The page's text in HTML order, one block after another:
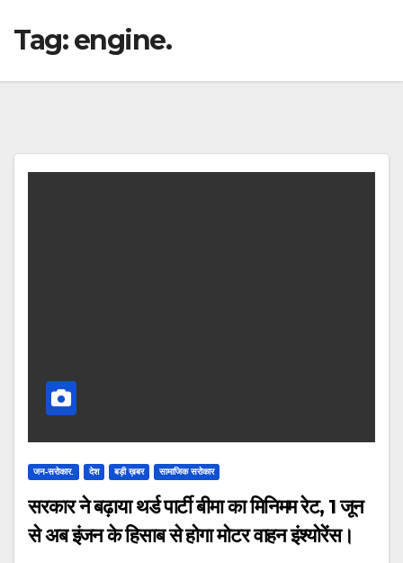
Tag:engine.
जन-सरोकार. देश बड़ी ख़बर सामाजिक सरोकार
सरकार ने बढ़ाया थर्ड पार्टी बीमा का मिनिमम रेट, 1 जून
से अब इंजन के हिसाब से होगा मोटर वाहन इंश्योरेंस।